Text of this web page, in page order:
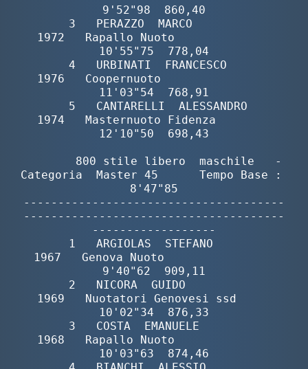
9'52"98  860,40
       3   PERAZZO  MARCO
1972   Rapallo Nuoto
10'55"75  778,04
       4   URBINATI  FRANCESCO
1976   Coopernuoto
11'03"54  768,91
       5   CANTARELLI  ALESSANDRO
1974   Masternuoto Fidenza
12'10"50  698,43
        800 stile libero  maschile   -
Categoria  Master 45      Tempo Base :
8'47"85
--------------------------------------
--------------------------------------
------------------
       1   ARGIOLAS  STEFANO
1967   Genova Nuoto
9'40"62  909,11
       2   NICORA  GUIDO
1969   Nuotatori Genovesi ssd
10'02"34  876,33
       3   COSTA  EMANUELE
1968   Rapallo Nuoto
10'03"63  874,46